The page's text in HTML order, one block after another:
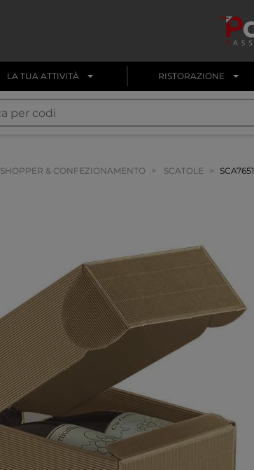
LA TUA ATTIVITÀ RISTORAZIONE
SHOPPER & CONFEZIONAMENTO SCATOLE SCA7651